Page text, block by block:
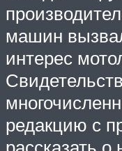
машин
интерес
редакцию с